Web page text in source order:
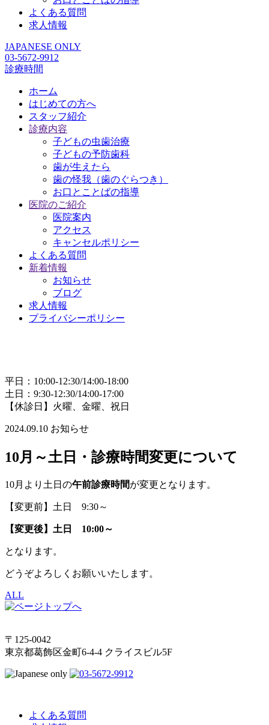
よくある質問
求人情報
JAPANESE ONLY
03-5672-9912
診療時間
ホーム
はじめての方へ
スタッフ紹介
診療内容
子どもの虫歯治療
子どもの予防歯科
歯が生えたら
歯の怪我（歯のぐらつき）
お口とことばの指導
医院のご紹介
医院案内
アクセス
キャンセルポリシー
よくある質問
新着情報
お知らせ
ブログ
求人情報
プライバシーポリシー
平日：10:00-12:30/14:00-18:00
土日：9:30-12:30/14:00-17:00
【休診日】火曜、金曜、祝日
2024.09.10 お知らせ
10月～土日・診療時間変更について
10月より土日の午前診療時間が変更となります。
【変更前】土日 9:30～
【変更後】土日 10:00～
となります。
どうぞよろしくお願いいたします。
ALL
〒125-0042
東京都葛飾区金町6-4-4 クライスビル5F
よくある質問